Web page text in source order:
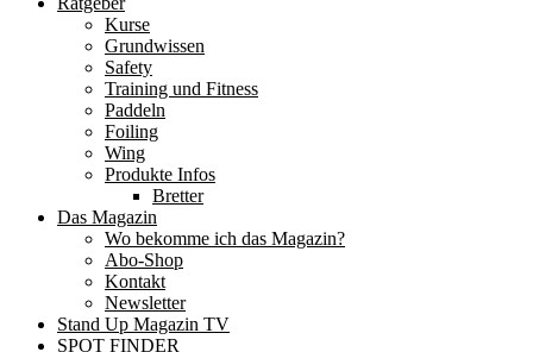
Kurse
Grundwissen
Safety
Training und Fitness
Paddeln
Foiling
Wing
Produkte Infos
Bretter
Das Magazin
Wo bekomme ich das Magazin?
Abo-Shop
Kontakt
Newsletter
Stand Up Magazin TV
SPOT FINDER